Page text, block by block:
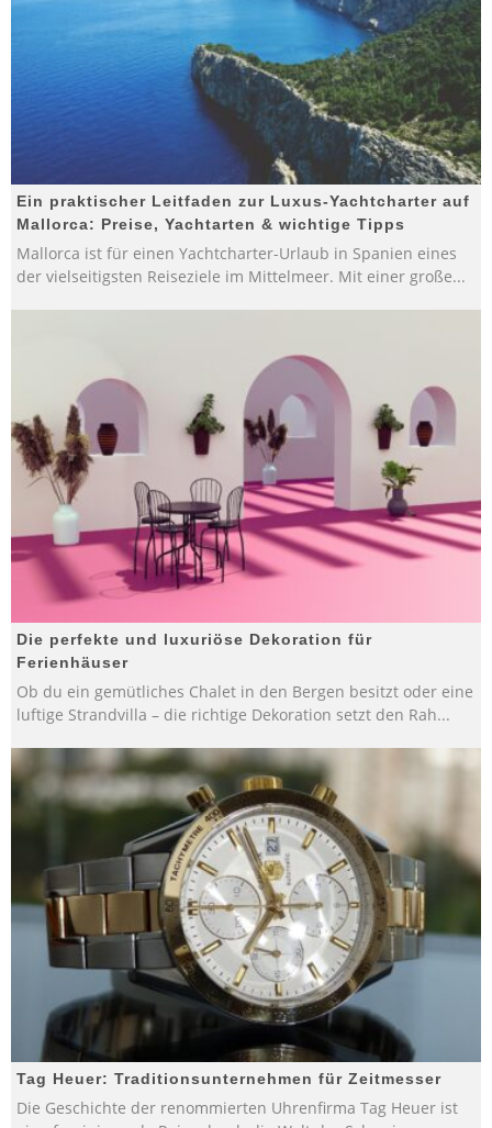
Ein praktischer Leitfaden zur Luxus-Yachtcharter auf
Mallorca: Preise, Yachtarten & wichtige Tipps
Mallorca ist für einen Yachtcharter-Urlaub in Spanien eines
der vielseitigsten Reiseziele im Mittelmeer. Mit einer große...
Die perfekte und luxuriöse Dekoration für
Ferienhäuser
Ob du ein gemütliches Chalet in den Bergen besitzt oder eine
luftige Strandvilla – die richtige Dekoration setzt den Rah...
Tag Heuer: Traditionsunternehmen für Zeitmesser
Die Geschichte der renommierten Uhrenfirma Tag Heuer ist